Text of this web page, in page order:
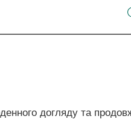
догляду та